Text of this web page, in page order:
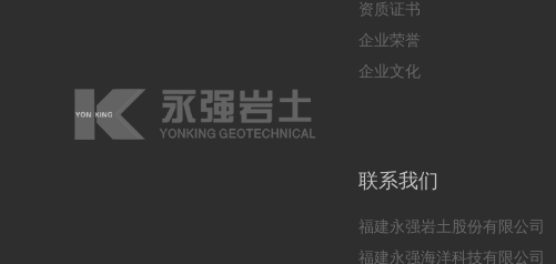
资质证书
企业荣誉
企业文化
联系我们
福建永强岩土股份有限公司
福建永强海洋科技有限公司